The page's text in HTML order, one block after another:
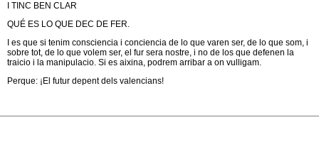
I TINC BEN CLAR
QUÉ ES LO QUE DEC DE FER.
I es que si tenim consciencia i conciencia de lo que varen ser, de lo que som, i
sobre tot, de lo que volem ser, el fur sera nostre, i no de los que defenen la
traicio i la manipulacio. Si es aixina, podrem arribar a on vulligam.
Perque: ¡El futur depent dels valencians!